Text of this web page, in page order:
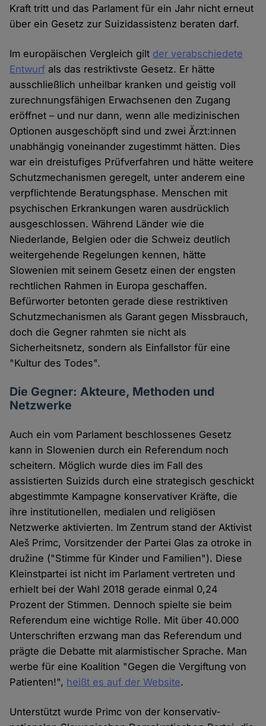
Kraft tritt und das Parlament für ein Jahr nicht erneut
über ein Gesetz zur Suizidassistenz beraten darf.
Im europäischen Vergleich gilt der verabschiedete
Entwurf als das restriktivste Gesetz. Er hätte
ausschließlich unheilbar kranken und geistig voll
zurechnungsfähigen Erwachsenen den Zugang
eröffnet – und nur dann, wenn alle medizinischen
Optionen ausgeschöpft sind und zwei Ärzt:innen
unabhängig voneinander zugestimmt hätten. Dies
war ein dreistufiges Prüfverfahren und hätte weitere
Schutzmechanismen geregelt, unter anderem eine
verpflichtende Beratungsphase. Menschen mit
psychischen Erkrankungen waren ausdrücklich
ausgeschlossen. Während Länder wie die
Niederlande, Belgien oder die Schweiz deutlich
weitergehende Regelungen kennen, hätte
Slowenien mit seinem Gesetz einen der engsten
rechtlichen Rahmen in Europa geschaffen.
Befürworter betonten gerade diese restriktiven
Schutzmechanismen als Garant gegen Missbrauch,
doch die Gegner rahmten sie nicht als
Sicherheitsnetz, sondern als Einfallstor für eine
"Kultur des Todes".
Die Gegner: Akteure, Methoden und
Netzwerke
Auch ein vom Parlament beschlossenes Gesetz
kann in Slowenien durch ein Referendum noch
scheitern. Möglich wurde dies im Fall des
assistierten Suizids durch eine strategisch geschickt
abgestimmte Kampagne konservativer Kräfte, die
ihre institutionellen, medialen und religiösen
Netzwerke aktivierten. Im Zentrum stand der Aktivist
Aleš Primc, Vorsitzender der Partei Glas za otroke in
družine ("Stimme für Kinder und Familien"). Diese
Kleinstpartei ist nicht im Parlament vertreten und
erhielt bei der Wahl 2018 gerade einmal 0,24
Prozent der Stimmen. Dennoch spielte sie beim
Referendum eine wichtige Rolle. Mit über 40.000
Unterschriften erzwang man das Referendum und
prägte die Debatte mit alarmistischer Sprache. Man
werbe für eine Koalition "Gegen die Vergiftung von
Patienten!", heißt es auf der Website.
Unterstützt wurde Primc von der konservativ-